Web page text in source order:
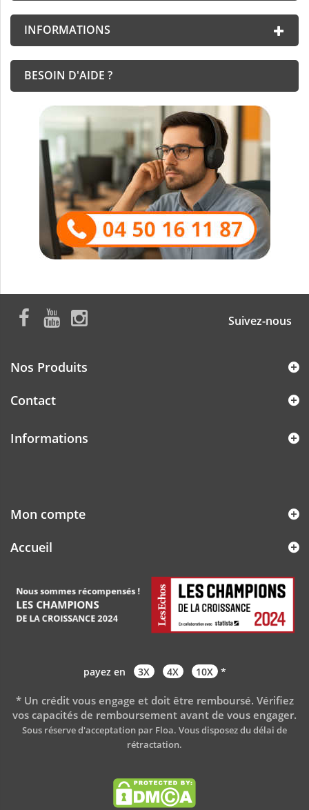
INFORMATIONS
BESOIN D'AIDE ?
Suivez-nous
Nos Produits
Contact
Informations
Mon compte
Accueil
payez en 3X 4X 10X *
* Un crédit vous engage et doit être remboursé. Vérifiez
vos capacités de remboursement avant de vous engager.
Sous réserve d'acceptation par Floa. Vous disposez du délai de
rétractation.